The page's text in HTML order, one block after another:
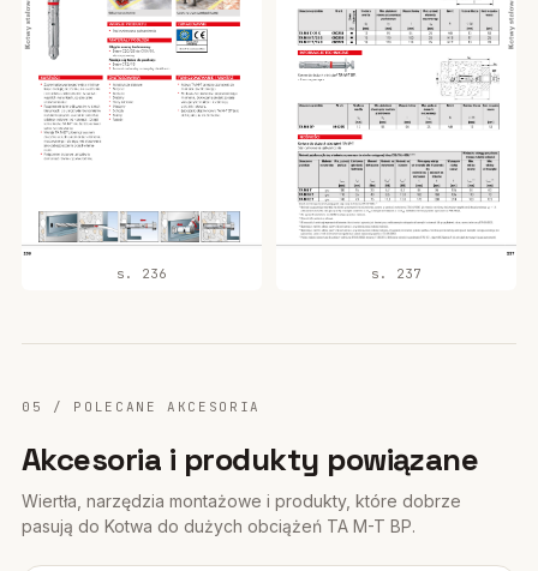
s. 236 s. 237
05 / POLECANE AKCESORIA
Akcesoria i produkty powiązane
Wiertła, narzędzia montażowe i produkty, które dobrze
pasują do Kotwa do dużych obciążeń TA M-T BP.